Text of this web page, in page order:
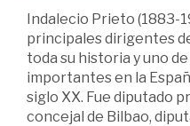
Indalecio Prieto (1883-
principales dirigentes
toda su historia y uno
importantes en la
siglo XX. Fue diputado
concejal de Bilbao,